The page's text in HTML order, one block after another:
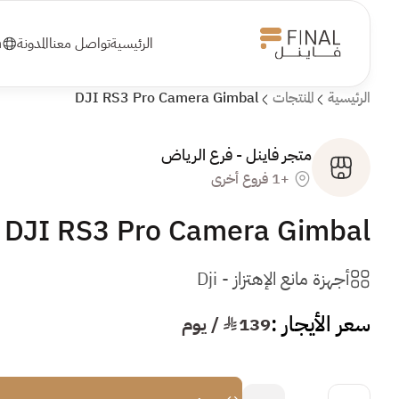
الرئيسيةتواصل معناالمدونة
الرئيسية المنتجات DJI RS3 Pro Camera Gimbal
متجر فاينل - فرع الرياض
+1 فروع أخرى
DJI RS3 Pro Camera Gimbal
أجهزة مانع الإهتزاز -
Dji
سعر الأيجار :139¥ / يوم